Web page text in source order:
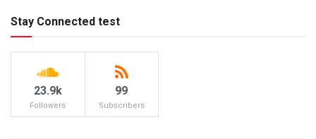
Stay Connected test
23.9k
Followers
99
Subscribers